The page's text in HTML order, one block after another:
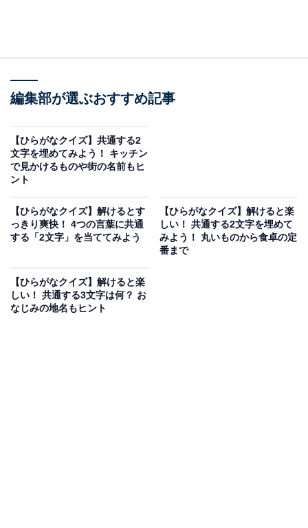
料をベースにした独特の味わいを思い浮かべてみてくだ
さい。
次ページ 正解を見る
編集部が選ぶおすすめ記事
【ひらがなクイズ】共通する2
文字を埋めてみよう！ キッチン
で見かけるものや街の名前もヒ
ント
【ひらがなクイズ】解けるとす
っきり爽快！ 4つの言葉に共通
する「2文字」を当ててみよう
【ひらがなクイズ】解けると楽
しい！ 共通する2文字を埋めて
みよう！ 丸いものから食卓の定
番まで
【ひらがなクイズ】解けると楽
しい！ 共通する3文字は何？ お
なじみの地名もヒント